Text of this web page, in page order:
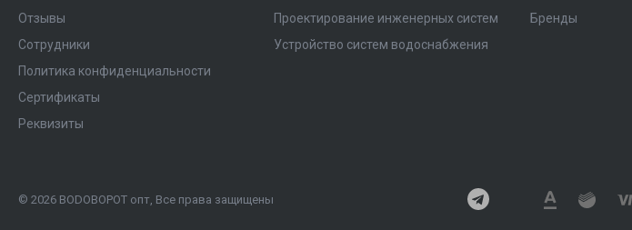
Отзывы
Сотрудники
Политика конфиденциальности
Сертификаты
Реквизиты
Проектирование инженерных систем
Устройство систем водоснабжения
Бренды
© 2026 ВОDОВОРОТ опт, Все права защищены